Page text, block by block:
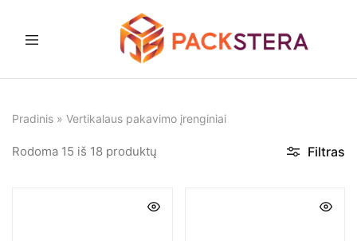
įranga
Pradinis » Vertikalaus pakavimo įrenginiai
Filtras
Rodoma 15 iš 18 produktų